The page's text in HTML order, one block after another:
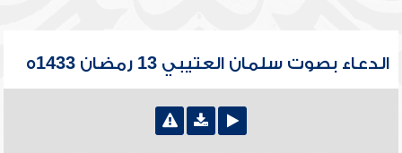
الدعاء بصوت سلمان العتيبي 13 رمضان 1433ه‎